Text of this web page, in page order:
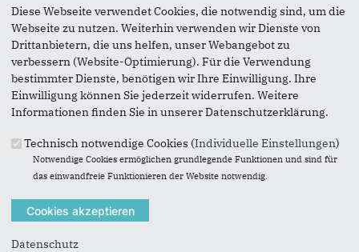
Diese Webseite verwendet Cookies, die notwendig sind, um die
Webseite zu nutzen. Weiterhin verwenden wir Dienste von
Drittanbietern, die uns helfen, unser Webangebot zu
verbessern (Website-Optimierung). Für die Verwendung
bestimmter Dienste, benötigen wir Ihre Einwilligung. Ihre
Einwilligung können Sie jederzeit widerrufen. Weitere
Informationen finden Sie in unserer Datenschutzerklärung.
Technisch notwendige Cookies (Individuelle Einstellungen)
Notwendige Cookies ermöglichen grundlegende Funktionen und sind für
das einwandfreie Funktionieren der Website notwendig.
Datenschutz